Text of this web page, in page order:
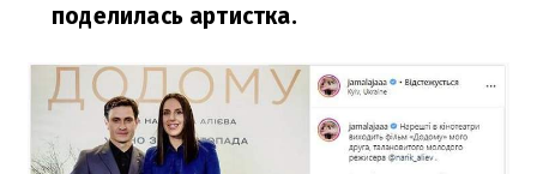
поделилась артистка.